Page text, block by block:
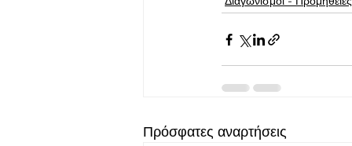
Πρόσφατες αναρτήσεις